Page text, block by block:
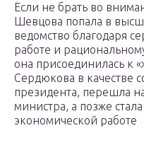
Если не брать во
Шевцова попала в
ведомство благодаря
работе и
она присоединилась к
Сердюкова в качестве
президента, перешла
министра, а позже
экономической работе